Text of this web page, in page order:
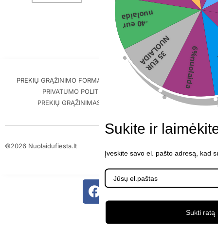
PREKIŲ GRĄŽINIMO FORMA
PIRKIMO-PARDAVIMO TAISYKLĖS
PRIVATUMO POLITIKA
PREKIŲ PRISTATYMAS
PREKIŲ GRĄŽINIMAS IR GARANTIJA
KONTAKTAI
©2026 Nuolaidufiesta.lt
ScalePeak
6%nuolaida
3
5
E
U
R
N
U
O
L
A
I
D
A
-40 eur
nuolaida
Sukite ir
Įveskite savo el. pašto adresą, kad
Sukti ratą